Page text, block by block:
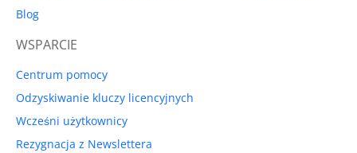
Blog
WSPARCIE
Centrum pomocy
Odzyskiwanie kluczy licencyjnych
Wcześni użytkownicy
Rezygnacja z Newslettera